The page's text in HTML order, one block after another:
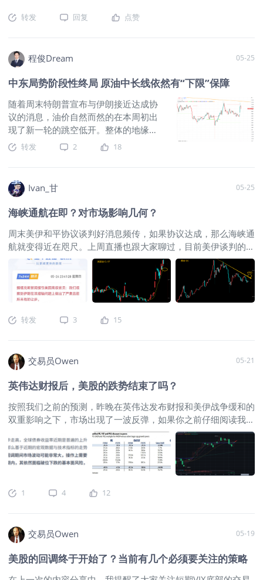
转发 回复 点赞
程俊Dream 05-25
中东局势阶段性终局 原油中长线依然有“下限”保障
随着周末特朗普宣布与伊朗接近达成协
议的消息，油价自然而然的在本周初出
现了新一轮的跳空低开。整体的地缘政
治发展轨迹和我们在4月份预计的结果吻
遭遇到了双重打击，但是中东结构性的
问题并不会因此彻底解决。因此如果油
价后市回调充分的话，还是会有低点提
供夯实支撑。此外，消息面的变化对于
大多数资产而言也不会带来趋势的改
变，很多品种依然应该以宽幅震荡，高
抛低吸的思路去寻找机会。 在原油的月
线图上，虽然本月还有一周才会收盘，
但是对于三月份涨势的修复依然是主基
调。中/大阴线自然弱于十字星，但孕线
上并无太大区别。虽然波动的范围依然
的盘整大概率还会持续1-3个月的时间，
上就没有太大的风险。 而在短周期的
走势图上，毫无疑问空头取得了阶段性
的胜利。三角形的整理最终市场选择的
方向是往下走，那么顺理成章的下探寻
找有效支撑将是未来数周的主要方向。
从此前的多空换手位置以及结构目标位
来看，80附近预计还是原油多头较为重
撑则会在70/69附近。具体调整的深度
交易者可以在上述两个水平寻找布局和
交易的可能性。 那么后续的消息面上
会如何发展呢？正常情况下，较大的概
转发 2 18
Ivan_甘 05-25
海峡通航在即？对市场影响几何？
周末美伊和平协议谈判好消息频传，如果协议达成，那么海峡通
航就变得近在咫尺。上周直播也跟大家聊过，目前美伊谈判的核
心焦点在于铀浓缩问题的分歧拟合，美国想让伊朗承诺放弃铀浓
缩再解除制裁，而伊朗则是希望美国先接触制裁再谈铀浓缩问
题，分歧能拟合则和谈进入快车道，若双方立场各自强硬则和谈
进程难以推进，甚至还会恶化。而目前消息对海峡通航比较有
接影响 毫无疑问，海峡通航对油价肯定是利空的，技术上下周
了解了下原油近况，折合下来原油现货接近150美元/桶（WTI原
海湾油价会有一大截差距），这个价格消费国难以承受，历史上
都难以持久。所以一旦海峡通航油价就会率先反应，而且有消息
指出美伊和谈后，美国将放松伊朗原油出口，届时伊朗原油库存
流入市场的话，市场供应就会较为宽松，油价将为中长期利空，
所以此前做多原油的朋友，只要油价跌破10周均线请止盈或止
损，无必要去冒险。 二、黄金会否扭转颓势？ 油价高企，通
胀预期提升，市场预期美联储会被迫加息，导致贵金属近段时间
表现颓势。但若海峡通航油价下跌，则市场对通胀预期就会降
温，新任美联储主席也可能“顺应“特朗普要求，重新进入降息通
技术上，金价若突破下降通道的上轨，则是可以考虑重新入场的
时机点，目前该上轨在4700美元/盎司，大家看看下周金价的表
现。 三、美股指依旧强势？ 美伊和谈海峡通航将带动通胀预
转发 3 15
交易员Owen 05-21
英伟达财报后，美股的跌势结束了吗？
按照我们之前的预测，昨晚在英伟达发布财报和美伊战争缓和的
双重影响之下，市场出现了一波反弹，如果你之前仔细阅读我们
的文章的话，应该能避开昨晚的波动，因为我之前的分析里明确
跟大家说了，英伟达的财报是足以改变短期趋势的。 最新的财
报公布后，果然没有负市场的众望，英伟达不管是毛利率，营收
和净利润都全面超出预期，我觉得英伟达财报这个重要的数据，
报带来的是更大的助力而非波动，所以每次美股回调的可能性越
息等，这些股东回报方面的数据都不错，即将推出的Rubin平台
来订单增长和Blackwell的产能释放上有足够的信心，总体来说
是中规中矩，且足以安定AI泡沫担忧的一个结果。 值得注意的
1 4 12
交易员Owen 05-19
美股的回调终于开始了？当前有几个必须要关注的策略